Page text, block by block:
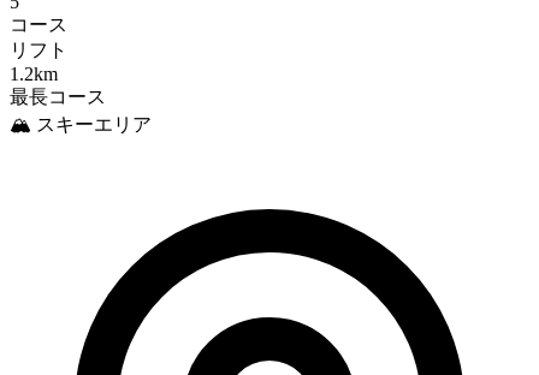
コース
リフト
1.2km
最長コース
🏔️ スキーエリア